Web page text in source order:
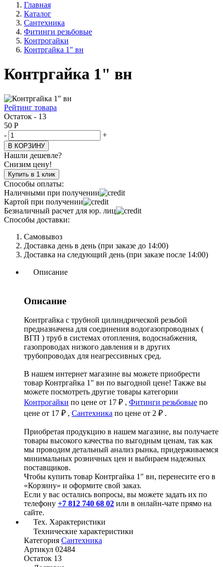
Главная
Каталог
Сантехника
Фитинги резьбовые
Контрогайки
Контргайка 1" вн
Контргайка 1" вн
Рейтинг товара
Остаток - 13
50 Р
-
+
В КОРЗИНУ
Нашли дешевле?
Снизим цену!
Купить в 1 клик
Способы оплаты:
Наличными при получении
Картой при получении
Безналичный расчет для юр. лиц
Способы доставки:
Самовывоз
Доставка день в день (при заказе до 14:00)
Доставка на следующий день (при заказе после 14:00)
Описание
Описание
Контргайка с трубной цилиндрической резьбой
предназначена для соединения водогазопроводных (
ВГП ) труб в системах отопления, водоснабжения,
газопроводах низкого давления и в других
трубопроводах для неагрессивных сред.
В нашем интернет магазине вы можете приобрести
товар Контргайка 1" вн по выгодной цене! Также вы
можете посмотреть другие товары категории
Контрогайки по цене от 17 ₽ , Фитинги резьбовые по
цене от 17 ₽ , Сантехника по цене от 2 ₽ .
Приобретая продукцию в нашем магазине, вы получаете
товары высокого качества по выгодным ценам, так как
мы проводим детальный анализ рынка, придерживаемся
минимальных розничных цен и выбираем надежных
поставщиков.
Чтобы купить товар Контргайка 1" вн, перенесите его в
«Корзину» и оформите свой заказ.
Если у вас остались вопросы, вы можете задать их по
телефону +7 812 740 68 02 или в онлайн-чате прямо на
сайте.
Тех. Характеристики
Технические характеристики
Категория Сантехника
Артикул 02484
Остаток 13